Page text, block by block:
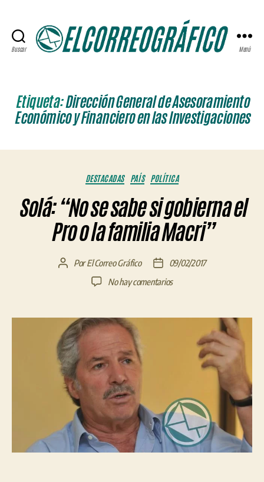
Buscar Menú
Etiqueta:Dirección General de Asesoramiento
Económico y Financiero en las Investigaciones
Categorías
DESTACADAS PAÍS POLÍTICA
Solá: “No se sabe si gobierna el
Pro o la familia Macri”
AutorPorEl Correo Gráfico
Fecha09/02/2017
No hay comentariosen
se
gobierna
la
familia
Macri”